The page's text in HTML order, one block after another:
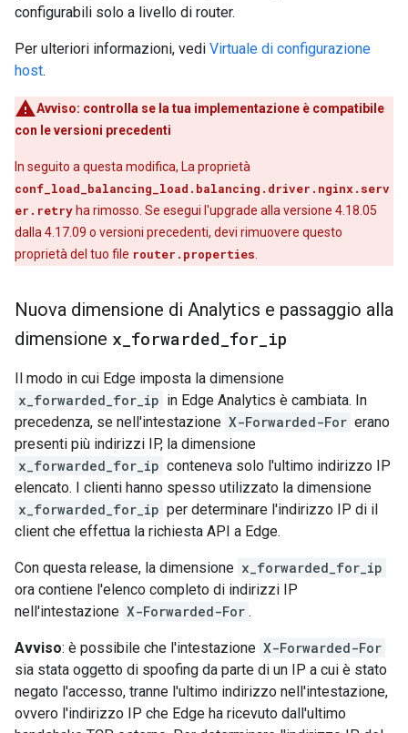
configurabili solo a livello di router.
Per ulteriori informazioni, vedi Virtuale di configurazione
host.
Avviso: controlla se la tua implementazione è compatibile
con le versioni precedenti
In seguito a questa modifica, La proprietà
conf_load_balancing_load.balancing.driver.nginx.serv
er.retry ha rimosso. Se esegui l'upgrade alla versione 4.18.05
dalla 4.17.09 o versioni precedenti, devi rimuovere questo
proprietà del tuo file router.properties
Nuova dimensione di Analytics e passaggio alla
dimensione x forwarded for ip
Il modo in cui Edge imposta la dimensione
x_forwarded_for_ip in Edge Analytics è cambiata. In
precedenza, se nell'intestazione X-Forwarded-For erano
presenti più indirizzi IP, la dimensione
x_forwarded_for_ip conteneva solo l'ultimo indirizzo IP
elencato. I clienti hanno spesso utilizzato la dimensione
x_forwarded_for_ip per determinare l'indirizzo IP di il
client che effettua la richiesta API a Edge.
Con questa release, la dimensione x_forwarded_for_ip
ora contiene l'elenco completo di indirizzi IP
nell'intestazione X-Forwarded-For .
Avviso: è possibile che l'intestazione X-Forwarded-For
sia stata oggetto di spoofing da parte di un IP a cui è stato
negato l'accesso, tranne l'ultimo indirizzo nell'intestazione,
ovvero l'indirizzo IP che Edge ha ricevuto dall'ultimo